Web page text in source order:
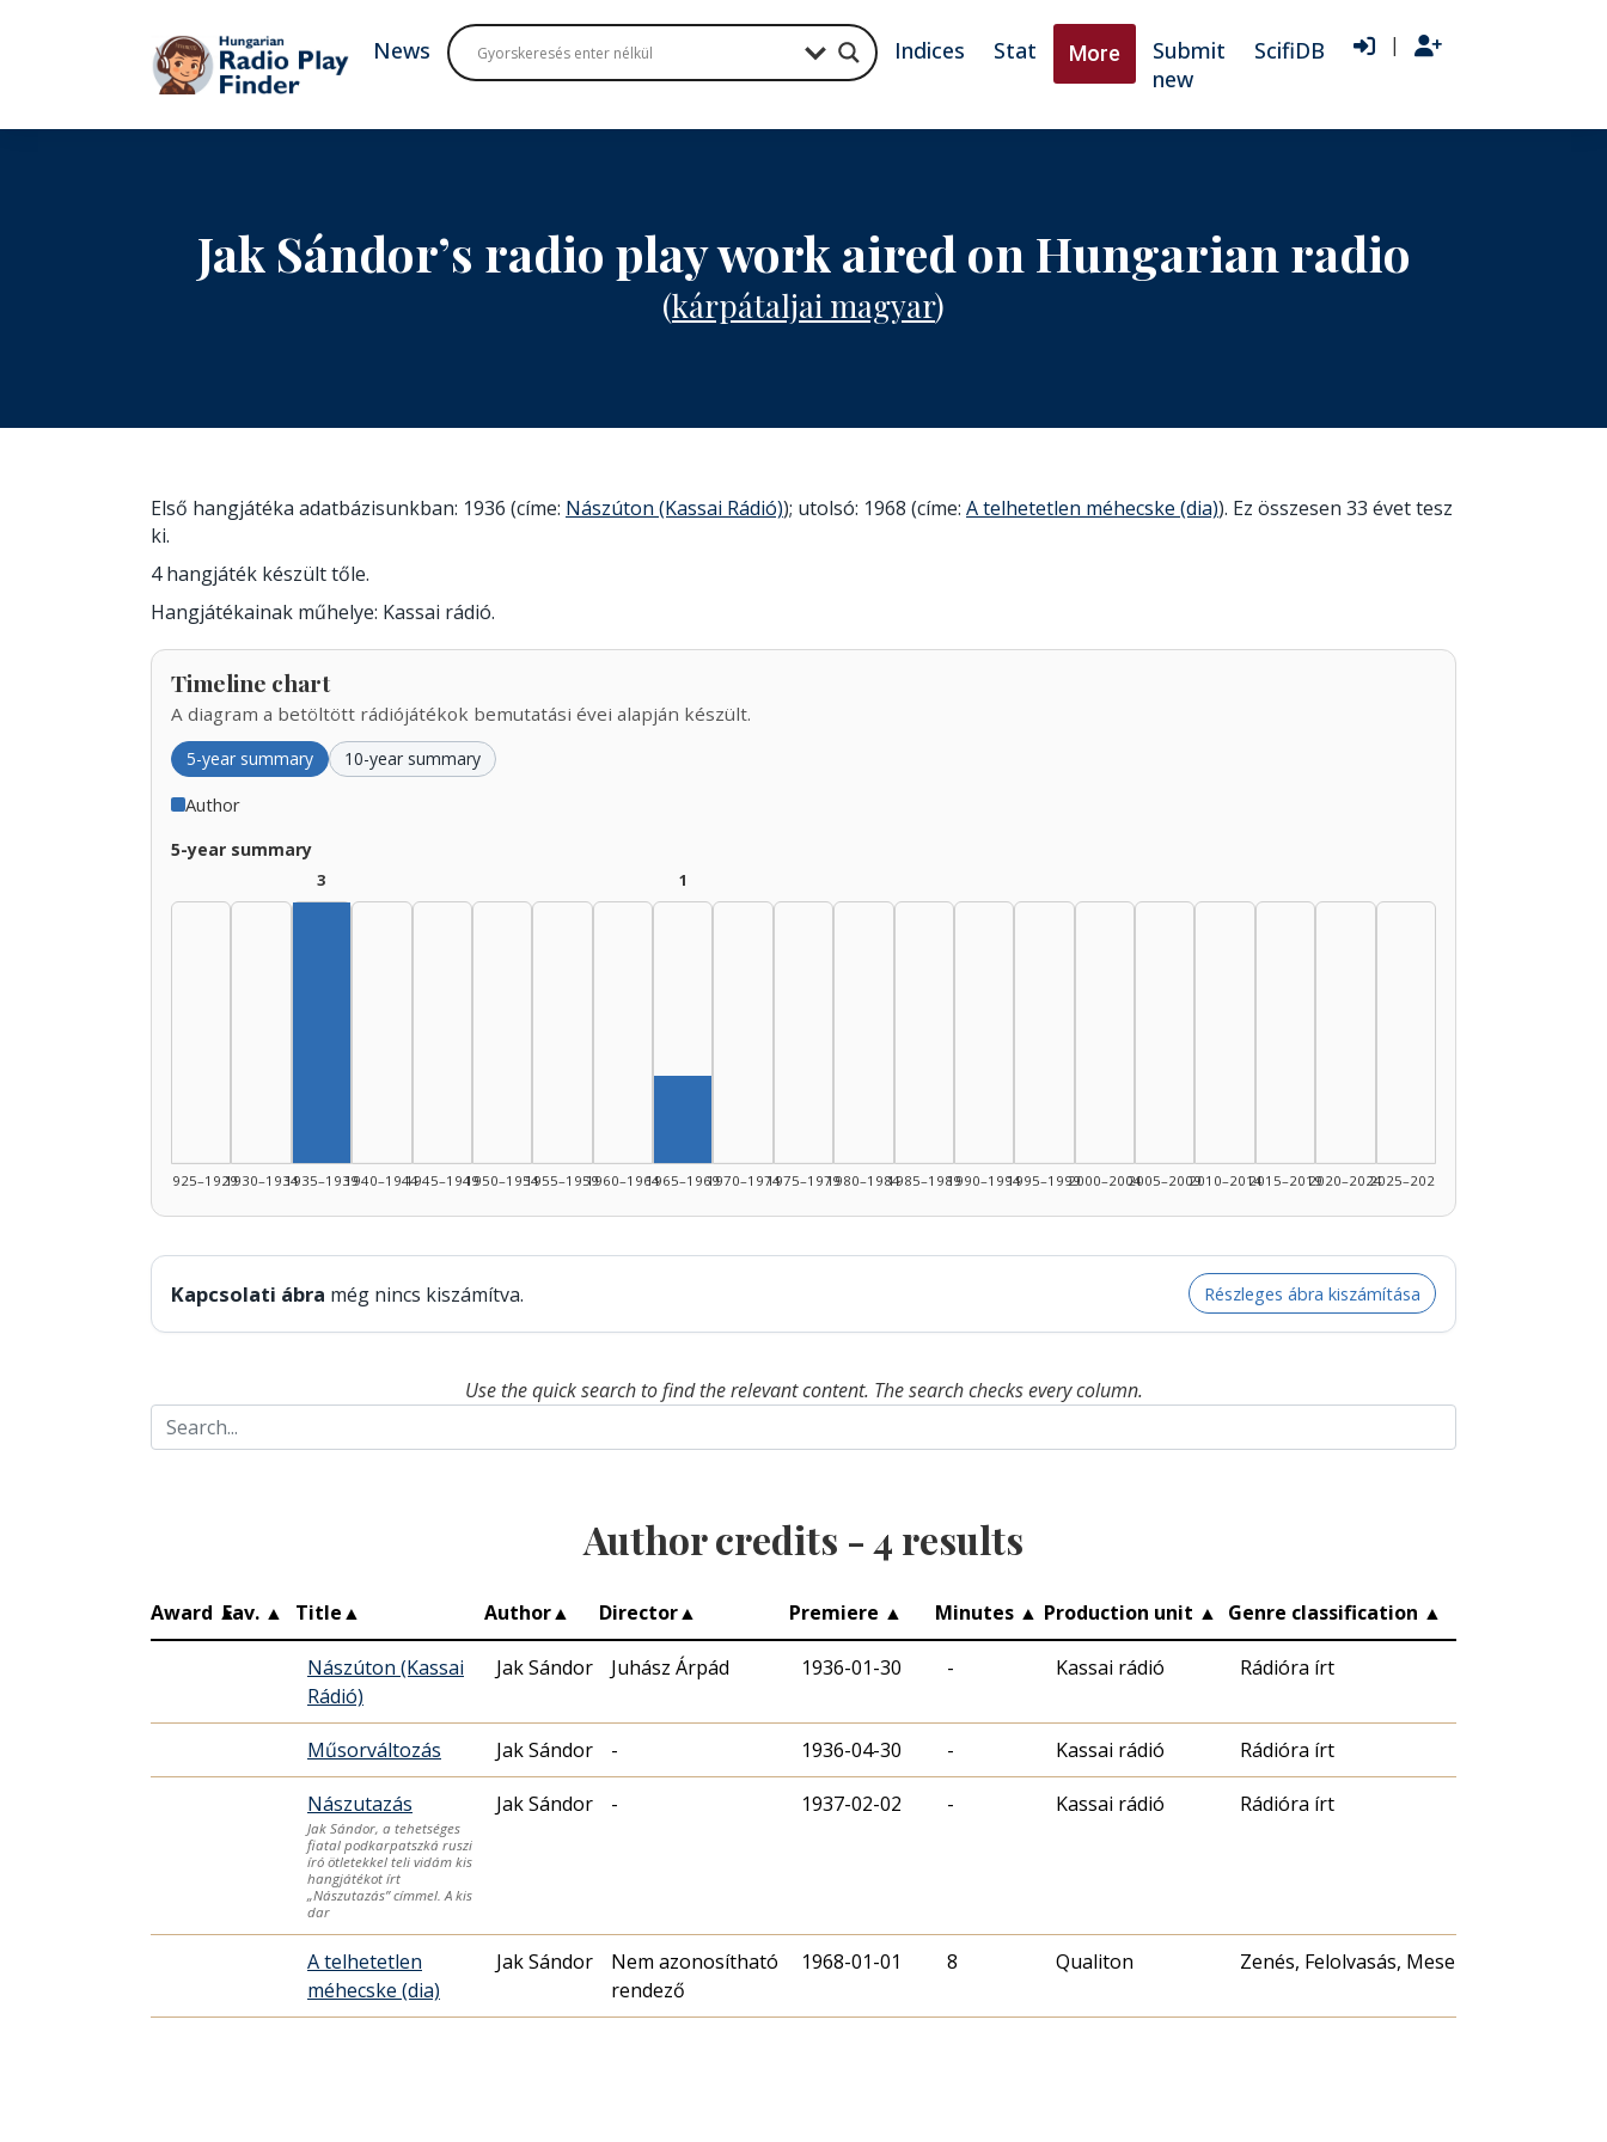
News Indices Stat More
Submit
new
ScifiDB |
Jak Sándor’s radio play work aired on Hungarian radio
(kárpátaljai magyar)
Első hangjátéka adatbázisunkban: 1936 (címe: Nászúton (Kassai Rádió)); utolsó: 1968 (címe: A telhetetlen méhecske (dia)). Ez összesen 33 évet tesz
ki.
4 hangjáték készült tőle.
Hangjátékainak műhelye: Kassai rádió.
Timeline chart
A diagram a betöltött rádiójátékok bemutatási évei alapján készült.
5-year summary 10-year summary
Author
5-year summary
1925–19291930–1934
3
1935–19391940–19441945–19491950–19541955–19591960–1964
1
1965–19691970–19741975–19791980–19841985–19891990–19941995–19992000–20042005–20092010–20142015–20192020–20242025–2026
Kapcsolati ábra még nincs kiszámítva. Részleges ábra kiszámítása
Use the quick search to find the relevant content. The search checks every column.
Author credits - 4 results
Award ▲
Fav. ▲ Title▲ Author▲ Director▲ Premiere ▲ Minutes ▲ Production unit ▲ Genre classification ▲
Nászúton (Kassai
Rádió)
Jak Sándor Juhász Árpád 1936-01-30 - Kassai rádió Rádióra írt
Műsorváltozás Jak Sándor - 1936-04-30 - Kassai rádió Rádióra írt
Nászutazás
Jak Sándor, a tehetséges
fiatal podkarpatszká ruszi
író ötletekkel teli vidám kis
hangjátékot írt
„Nászutazás” címmel. A kis
dar
Jak Sándor - 1937-02-02 - Kassai rádió Rádióra írt
A telhetetlen
méhecske (dia)
Jak Sándor
Nem azonosítható
rendező
1968-01-01 8 Qualiton Zenés, Felolvasás, Mese